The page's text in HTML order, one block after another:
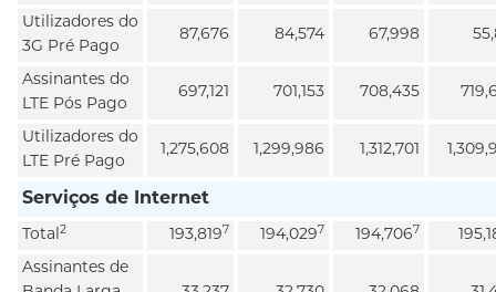
Utilizadores do
3G Pré Pago
87,676 84,574 67,998
Assinantes do
LTE Pós Pago
697,121 701,153 708,435
Utilizadores do
LTE Pré Pago
1,275,608 1,299,986 1,312,701
Serviços de Internet
Total2 193,8197 194,0297 194,7067
Assinantes de